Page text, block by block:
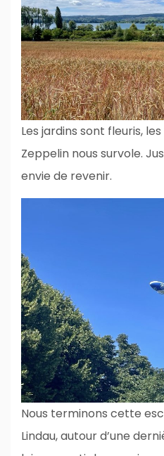
Les jardins sont fleuris,
Zeppelin nous survole.
envie de revenir.
Nous terminons cette
Lindau, autour d’une